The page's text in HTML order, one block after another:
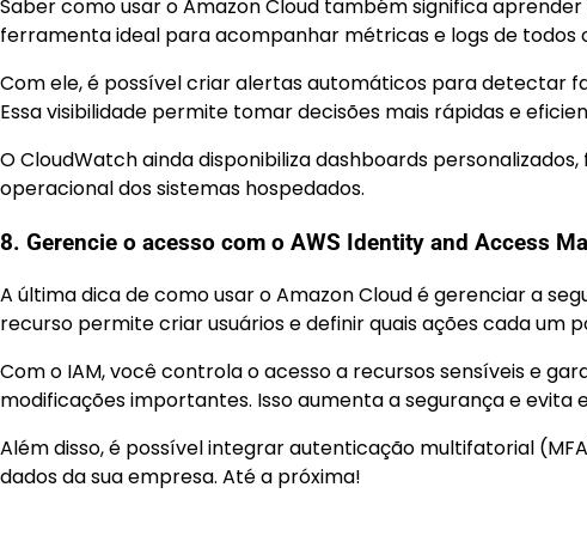
Saber como usar o Amazon Cloud também significa
ferramenta ideal para acompanhar métricas e logs de todos
Com ele, é possível criar alertas automáticos para detectar
Essa visibilidade permite tomar decisões mais rápidas e
O CloudWatch ainda disponibiliza dashboards
operacional dos sistemas hospedados.
8. Gerencie o acesso com o AWS Identity and Access
A última dica de como usar o Amazon Cloud é gerenciar a
recurso permite criar usuários e definir quais ações cada um
Com o IAM, você controla o acesso a recursos sensíveis e
modificações importantes. Isso aumenta a segurança e evita
Além disso, é possível integrar autenticação multifatorial
dados da sua empresa. Até a próxima!